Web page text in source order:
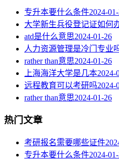
专升本要什么条件2024-
大学新生兵役登记证如何
atd是什么意思2024-01-26
人力资源管理是冷门专业
rather than意思2024-01-26
上海海洋大学是几本2024-
远程教育可以考研吗2024-
rather than意思2024-01-26
热门文章
考研报名需要哪些证件
专升本要什么条件2024-